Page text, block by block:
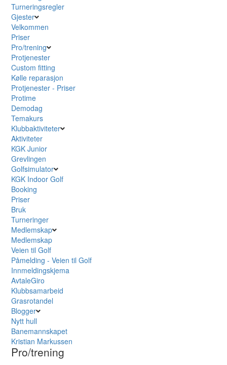
Turneringsregler
Gjester
Velkommen
Priser
Pro/trening
Protjenester
Custom fitting
Kølle reparasjon
Protjenester - Priser
Protime
Demodag
Temakurs
Klubbaktiviteter
Aktiviteter
KGK Junior
Grevlingen
Golfsimulator
KGK Indoor Golf
Booking
Priser
Bruk
Turneringer
Medlemskap
Medlemskap
Veien til Golf
Påmelding - Veien til Golf
Innmeldingskjema
AvtaleGiro
Klubbsamarbeid
Grasrotandel
Blogger
Nytt hull
Banemannskapet
Kristian Markussen
Pro/trening